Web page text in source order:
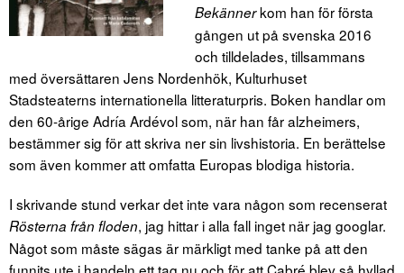
Bekännerkom han för första
gången ut på svenska 2016
och tilldelades, tillsammans
med översättaren Jens Nordenhök, Kulturhuset
Stadsteaterns internationella litteraturpris. Boken handlar om
den 60-årige Adría Ardévol som, när han får alzheimers,
bestämmer sig för att skriva ner sin livshistoria. En berättelse
som även kommer att omfatta Europas blodiga historia.
I skrivande stund verkar det inte vara någon som recenserat
Rösterna från floden, jag hittar i alla fall inget när jag googlar.
Något som måste sägas är märkligt med tanke på att den